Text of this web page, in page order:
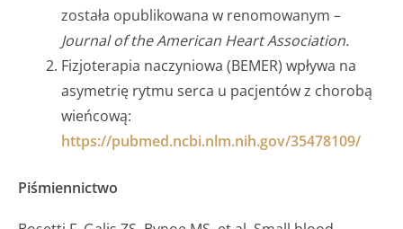
została opublikowana w renomowanym –
Journal of the American Heart Association.
Fizjoterapia naczyniowa (BEMER) wpływa na
asymetrię rytmu serca u pacjentów z chorobą
wieńcową:
https://pubmed.ncbi.nlm.nih.gov/35478109/
Piśmiennictwo